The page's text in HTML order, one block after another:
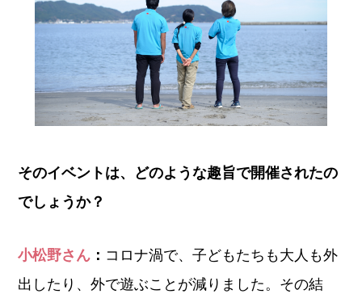
そのイベントは、どのような趣旨で開催されたの
でしょうか？
小松野さん ： コロナ渦で、子どもたちも大人も外
出したり、外で遊ぶことが減りました。その結